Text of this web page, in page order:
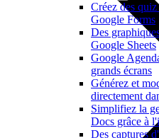
Créez des
Google Forms
Des
Google Sheets
Google
grands écrans
Générez et
directement
Simplifiez la
Docs grâce à
Des captures